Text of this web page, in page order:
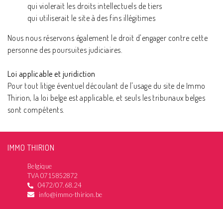
qui violerait les droits intellectuels de tiers
qui utiliserait le site à des fins illégitimes
Nous nous réservons également le droit d'engager contre cette
personne des poursuites judiciaires.
Loi applicable et juridiction
Pour tout litige éventuel découlant de l'usage du site de Immo
Thirion, la loi belge est applicable, et seuls les tribunaux belges
sont compétents.
IMMO THIRION
Belgique
TVA 0715852872
0472/07.68.24
info@immo-thirion.be